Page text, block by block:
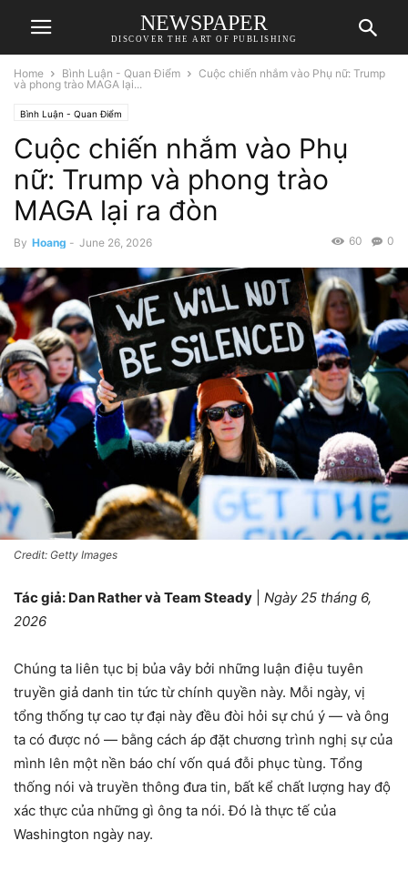
NEWSPAPER
DISCOVER THE ART OF PUBLISHING
Home Bình Luận - Quan Điểm
Cuộc chiến nhắm vào Phụ nữ: Trump
và phong trào MAGA lại...
Bình Luận - Quan Điểm
Cuộc chiến nhắm vào Phụ
nữ: Trump và phong trào
MAGA lại ra đòn
By Hoang - June 26, 2026 0
60
Credit: Getty Images
Tác giả: Dan Rather và Team Steady
Ngày 25 tháng 6,
2026
Chúng ta liên tục bị bủa vây bởi những luận điệu tuyên
truyền giả danh tin tức từ chính quyền này. Mỗi ngày, vị
tổng thống tự cao tự đại này đều đòi hỏi sự chú ý — và ông
ta có được nó — bằng cách áp đặt chương trình nghị sự của
mình lên một nền báo chí vốn quá đỗi phục tùng. Tổng
thống nói và truyền thông đưa tin, bất kể chất lượng hay độ
xác thực của những gì ông ta nói. Đó là thực tế của
Washington ngày nay.